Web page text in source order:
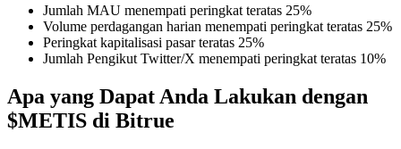
Jumlah MAU menempati peringkat teratas 25%
Volume perdagangan harian menempati peringkat teratas 25%
Peringkat kapitalisasi pasar teratas 25%
Jumlah Pengikut Twitter/X menempati peringkat teratas 10%
Apa yang Dapat Anda Lakukan dengan
$METIS di Bitrue